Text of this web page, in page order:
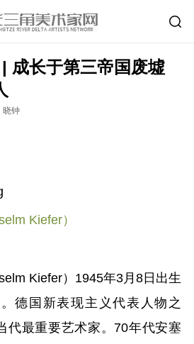
成长于第三帝国废墟
晓钟
Kiefer）
Kiefer）1945年3月8日出生
德国新表现主义代表人物之
代最重要艺术家。70年代安塞